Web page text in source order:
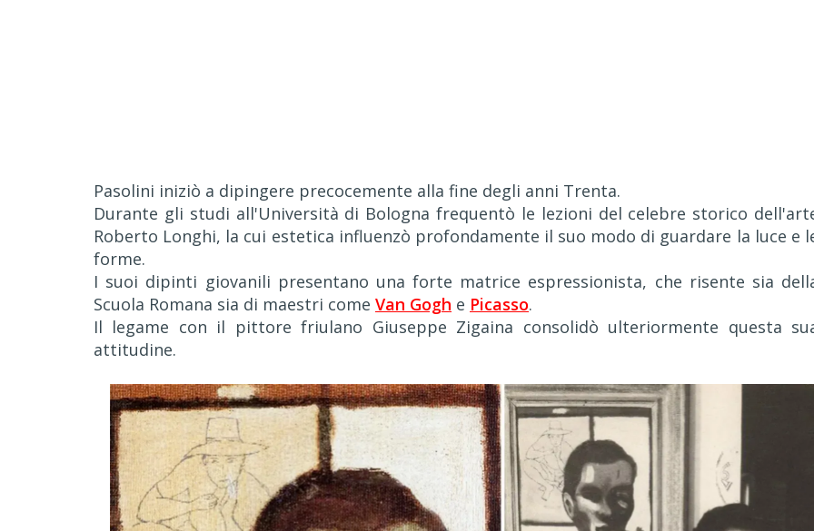
Pasolini iniziò a dipingere precocemente alla fine degli anni Trenta.
Durante gli studi all'Università di Bologna frequentò le lezioni del celebre storico
Roberto Longhi, la cui estetica influenzò profondamente il suo modo di guardare la luce e
forme.
I suoi dipinti giovanili presentano una forte matrice espressionista, che risente sia
Scuola Romana sia di maestri come Van Gogh e Picasso.
Il legame con il pittore friulano Giuseppe Zigaina consolidò ulteriormente questa
attitudine.